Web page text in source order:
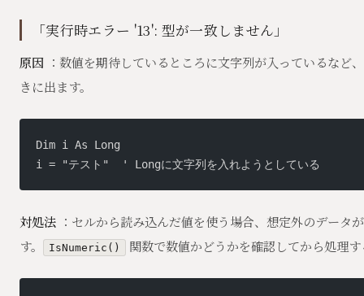
「実行時エラー '13': 型が一致しません」
原因 ：数値を期待しているところに文字列が入っているなど
きに出ます。
Dim i As Long
i = "テスト"  ' Longに文字列を入れようとしている
対処法 ：セルから読み込んだ値を使う場合、想定外のデータ
す。
IsNumeric() 関数で数値かどうかを確認してから処理